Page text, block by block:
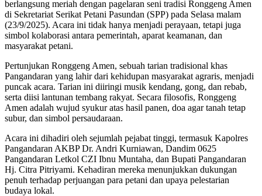
berlangsung meriah dengan pagelaran seni tradisi Ronggeng Amen
di Sekretariat Serikat Petani Pasundan (SPP) pada Selasa malam
(23/9/2025). Acara ini tidak hanya menjadi perayaan, tetapi juga
simbol kolaborasi antara pemerintah, aparat keamanan, dan
masyarakat petani.
Pertunjukan Ronggeng Amen, sebuah tarian tradisional khas
Pangandaran yang lahir dari kehidupan masyarakat agraris, menjadi
puncak acara. Tarian ini diiringi musik kendang, gong, dan rebab,
serta diisi lantunan tembang rakyat. Secara filosofis, Ronggeng
Amen adalah wujud syukur atas hasil panen, doa agar tanah tetap
subur, dan simbol persaudaraan.
Acara ini dihadiri oleh sejumlah pejabat tinggi, termasuk Kapolres
Pangandaran AKBP Dr. Andri Kurniawan, Dandim 0625
Pangandaran Letkol CZI Ibnu Muntaha, dan Bupati Pangandaran
Hj. Citra Pitriyami. Kehadiran mereka menunjukkan dukungan
penuh terhadap perjuangan para petani dan upaya pelestarian
budaya lokal.